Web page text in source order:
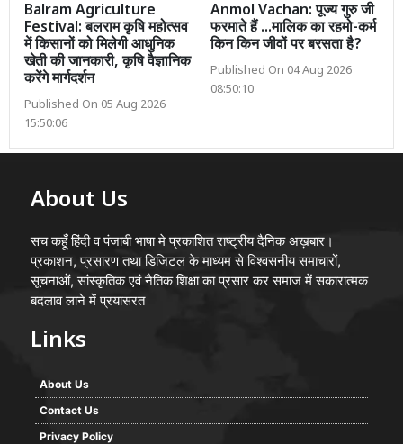
Balram Agriculture
Festival: बलराम कृषि महोत्सव
में किसानों को मिलेगी आधुनिक
खेती की जानकारी, कृषि वैज्ञानिक
करेंगे मार्गदर्शन
Published On 05 Aug 2026
15:50:06
Anmol Vachan: पूज्य गुरु जी
फरमाते हैं ...मालिक का रहमो-कर्म
किन किन जीवों पर बरसता है?
Published On 04 Aug 2026
08:50:10
About Us
सच कहूँ हिंदी व पंजाबी भाषा मे प्रकाशित राष्ट्रीय दैनिक अख़बार।
प्रकाशन, प्रसारण तथा डिजिटल के माध्यम से विश्वसनीय समाचारों,
सूचनाओं, सांस्कृतिक एवं नैतिक शिक्षा का प्रसार कर समाज में सकारात्मक
बदलाव लाने में प्रयासरत
Links
About Us
Contact Us
Privacy Policy